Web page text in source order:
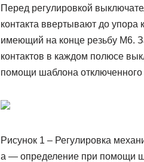
Перед регулировкой
контакта ввертывают до
имеющий на конце резьбу М6.
контактов в каждом полюсе
помощи шаблона отключенного
Рисунок 1 – Регулировка
а — определение при помощи